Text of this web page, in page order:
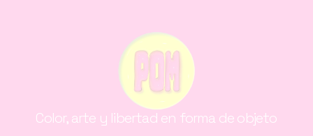
Color, arte y libertad en forma de objeto